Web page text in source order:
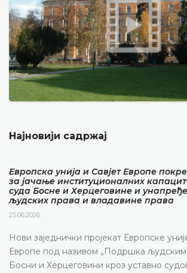
Најновији садржај
Европска унија и Савјет Европе
за јачање институционалних
суда Босне и Херцеговине и
људских права и владавине права
25.06.2026.
Нови заједнички пројекат Европске
Европе под називом „Подршка
Босни и Херцеговини кроз уставно